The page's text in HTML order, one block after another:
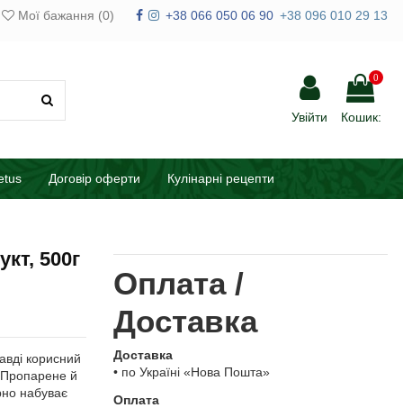
Мої бажання (0) +38 066 050 06 90 +38 096 010 29 13
Увійти
0
Кошик:
Договір оферти Кулінарні рецепти
500г
корисний
Пропарене й
набуває
Оплата /
Доставка
Доставка
• по Україні «Нова Пошта»
Оплата